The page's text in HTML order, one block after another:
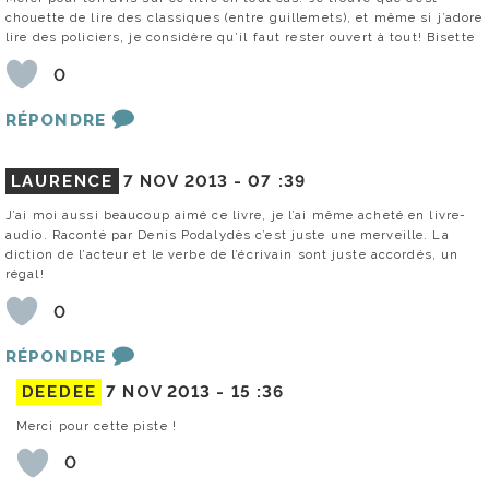
chouette de lire des classiques (entre guillemets), et même si j’adore
lire des policiers, je considère qu’il faut rester ouvert à tout! Bisette
0
RÉPONDRE
LAURENCE 7 NOV 2013 -07 :39
J’ai moi aussi beaucoup aimé ce livre, je l’ai même acheté en livre-
audio. Raconté par Denis Podalydès c’est juste une merveille. La
diction de l’acteur et le verbe de l’écrivain sont juste accordés, un
régal!
0
RÉPONDRE
DEEDEE 7 NOV 2013 - 15 :36
Merci pour cette piste !
0